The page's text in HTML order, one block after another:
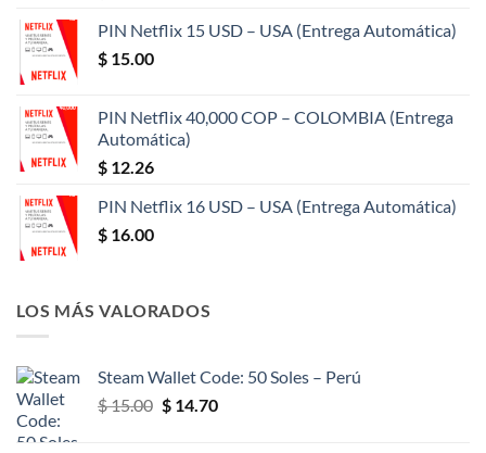
PIN Netflix 15 USD – USA (Entrega Automática)
$ 15.00
PIN Netflix 40,000 COP – COLOMBIA (Entrega
Automática)
$ 12.26
PIN Netflix 16 USD – USA (Entrega Automática)
$ 16.00
LOS MÁS VALORADOS
Steam Wallet Code: 50 Soles – Perú
$15.00 El
$14.70El